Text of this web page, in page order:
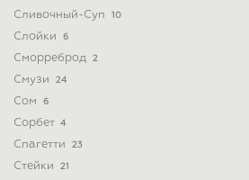
Сливочный-Суп 10
Слойки 6
Сморреброд 2
Смузи 24
Сом 6
Сорбет 4
Спагетти 23
Стейки 21